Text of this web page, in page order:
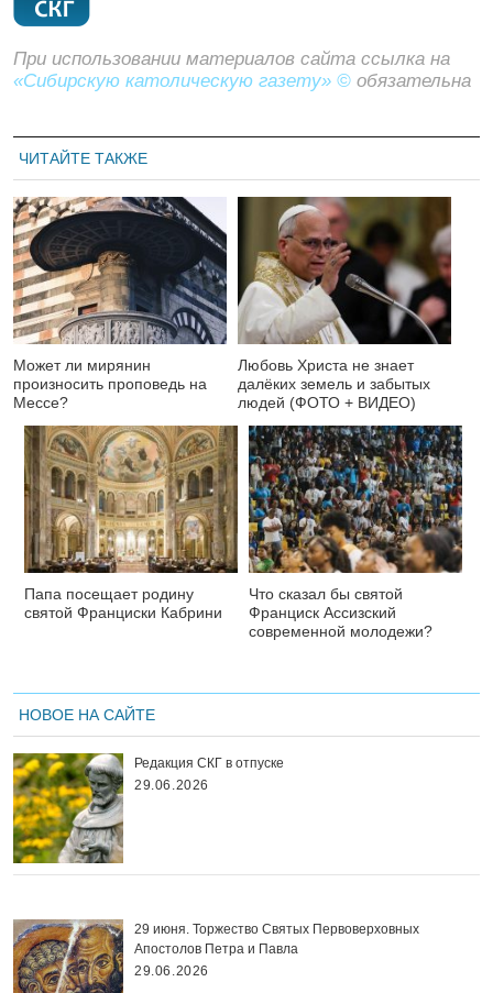
При использовании материалов сайта ссылка на
«Сибирскую католическую газету» © обязательна
ЧИТАЙТЕ ТАКЖЕ
Может ли мирянин
произносить проповедь на
Мессе?
Любовь Христа не знает
далёких земель и забытых
людей (ФОТО + ВИДЕО)
Папа посещает родину
святой Франциски Кабрини
Что сказал бы святой
Франциск Ассизский
современной молодежи?
НОВОЕ НА САЙТЕ
Редакция СКГ в отпуске
29.06.2026
29 июня. Торжество Святых Первоверховных
Апостолов Петра и Павла
29.06.2026